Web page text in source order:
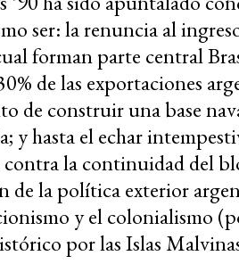
ser: la renuncia al
forman parte central
de las exportaciones
de construir una base
y hasta el echar
la continuidad del
de la política exterior
y el colonialismo
por las Islas